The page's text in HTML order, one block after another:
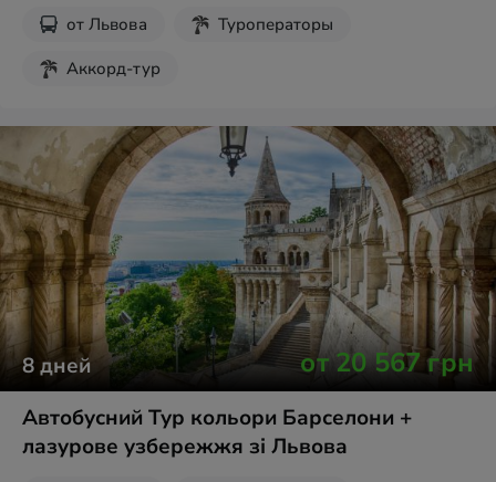
от Львова
Туроператоры
Аккорд-тур
8дней от20 567грн
Автобусний Тур кольори Барселони +
лазурове узбережжя зі Львова